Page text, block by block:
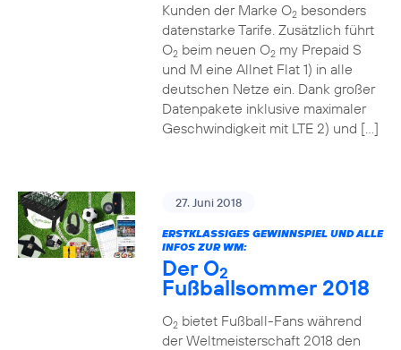
Kunden der Marke O2besonders
datenstarke Tarife. Zusätzlich führt
O2beim neuen O2my Prepaid S
und M eine Allnet Flat 1) in alle
deutschen Netze ein. Dank großer
Datenpakete inklusive maximaler
Geschwindigkeit mit LTE 2) und […]
27. Juni 2018
ERSTKLASSIGES GEWINNSPIEL UND ALLE
INFOS ZUR WM:
Der O2
Fußballsommer 2018
O2bietet Fußball-Fans während
der Weltmeisterschaft 2018 den